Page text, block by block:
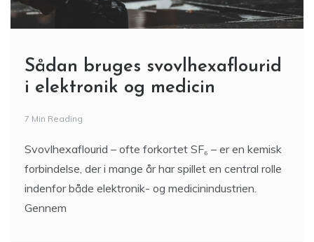
Sådan bruges svovlhexaflourid
i elektronik og medicin
7 Min Reading
Svovlhexaflourid – ofte forkortet SF₆ – er en kemisk
forbindelse, der i mange år har spillet en central rolle
indenfor både elektronik- og medicinindustrien.
Gennem